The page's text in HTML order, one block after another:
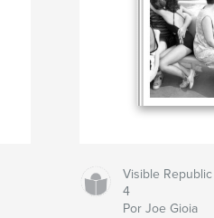
Visible Republic
4
Por Joe Gioia